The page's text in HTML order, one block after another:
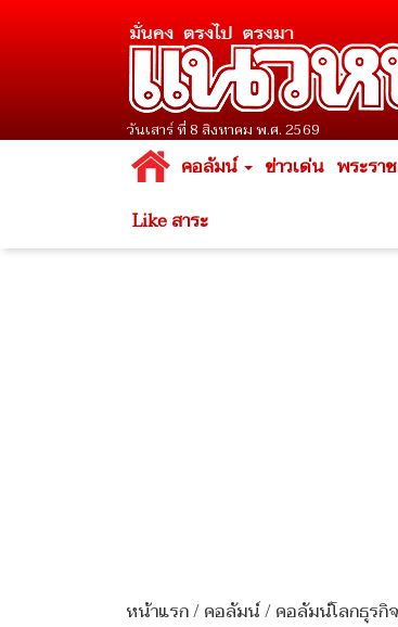
วันเสาร์ ที่ 8 สิงหาคม พ.ศ. 2569
คอลัมน์ ข่าวเด่น พระรา
Like สาระ
หน้าแรก/คอลัมน์/คอลัมน์โลกธุรกิจ